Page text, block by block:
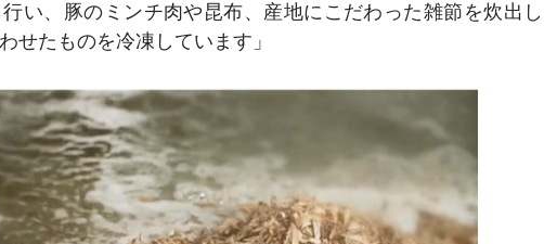
い、豚のミンチ肉や昆布、産地にこだわった雑節を炊出し
せたものを冷凍しています」